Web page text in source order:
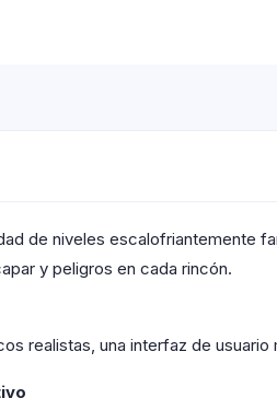
de niveles escalofriantemente
y peligros en cada rincón.
realistas, una interfaz de